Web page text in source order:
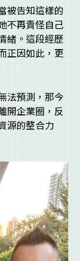
被告知這樣的
不再責怪自己
緒。這段經歷
正因如此，更
法預測，那今
開企業圈，反
源的整合力